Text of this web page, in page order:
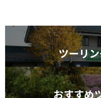
ツーリ
おすすめ